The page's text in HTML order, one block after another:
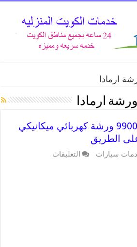
ارمادا
ورشة ارمادا
كراج ارمادا 99009551 ورشة كهربائي ميكانيكي
الطريق
سيارات التعليقات